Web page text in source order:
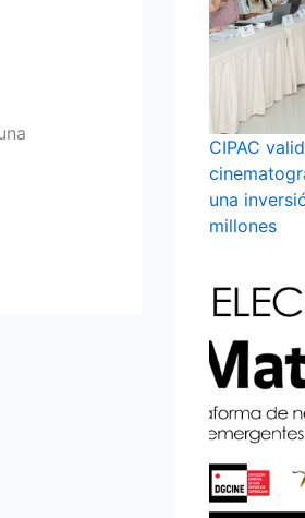
CIPAC
una
millones